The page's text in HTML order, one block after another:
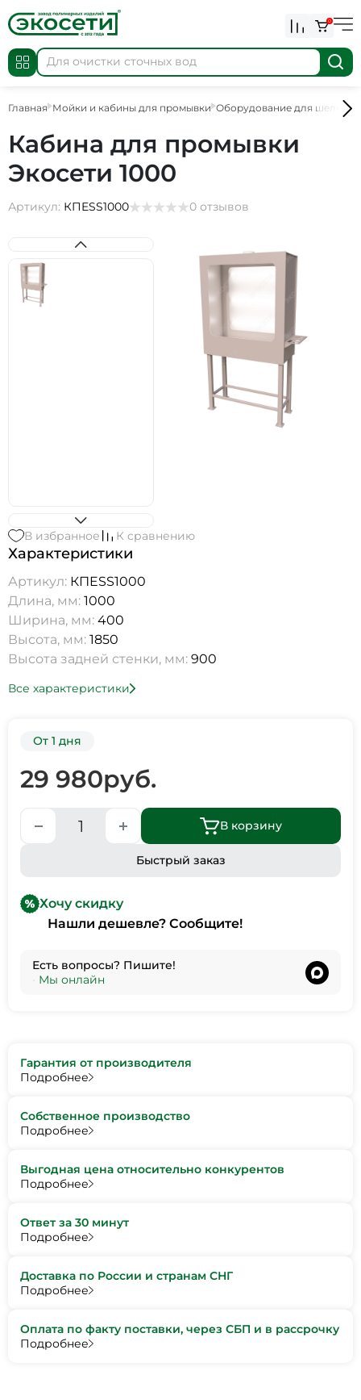
0
Главная Мойки и кабины для промывки Оборудование для
Кабина для промывки
Экосети 1000
Артикул: КПESS1000 0 отзывов
В избранное К сравнению
Характеристики
Артикул: КПESS1000
Длина, мм: 1000
Ширина, мм: 400
Высота, мм: 1850
Высота задней стенки, мм: 900
Все характеристики
От 1 дня
29 980руб.
В корзину
Быстрый заказ
Хочу скидку
Нашли дешевле? Сообщите!
Есть вопросы? Пишите!
• Мы онлайн
Гарантия от производителя
Подробнее
Собственное производство
Подробнее
Выгодная цена относительно конкурентов
Подробнее
Ответ за 30 минут
Подробнее
Доставка по России и странам СНГ
Подробнее
Оплата по факту поставки, через СБП и в рассрочку
Подробнее